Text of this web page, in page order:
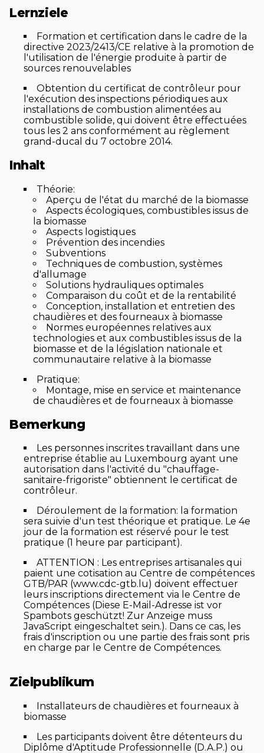
Lernziele
Formation et certification dans le cadre de la
directive 2023/2413/CE relative à la promotion de
l'utilisation de l'énergie produite à partir de
sources renouvelables
Obtention du certificat de contrôleur pour
l'exécution des inspections périodiques aux
installations de combustion alimentées au
combustible solide, qui doivent être effectuées
tous les 2 ans conformément au règlement
grand-ducal du 7 octobre 2014.
Inhalt
Théorie:
Aperçu de l'état du marché de la biomasse
Aspects écologiques, combustibles issus de
la biomasse
Aspects logistiques
Prévention des incendies
Subventions
Techniques de combustion, systèmes
d'allumage
Solutions hydrauliques optimales
Comparaison du coût et de la rentabilité
Conception, installation et entretien des
chaudières et des fourneaux à biomasse
Normes européennes relatives aux
technologies et aux combustibles issus de la
biomasse et de la législation nationale et
communautaire relative à la biomasse
Pratique:
Montage, mise en service et maintenance
de chaudières et de fourneaux à biomasse
Bemerkung
Les personnes inscrites travaillant dans une
entreprise établie au Luxembourg ayant une
autorisation dans l'activité du "chauffage-
sanitaire-frigoriste" obtiennent le certificat de
contrôleur.
Déroulement de la formation: la formation
sera suivie d'un test théorique et pratique. Le 4e
jour de la formation est réservé pour le test
pratique (1 heure par participant).
ATTENTION : Les entreprises artisanales qui
paient une cotisation au Centre de compétences
GTB/PAR (www.cdc-gtb.lu) doivent effectuer
leurs inscriptions directement via le Centre de
Compétences (Diese E-Mail-Adresse ist vor
Spambots geschützt! Zur Anzeige muss
JavaScript eingeschaltet sein.). Dans ce cas, les
frais d'inscription ou une partie des frais sont pris
en charge par le Centre de Compétences.
Zielpublikum
Installateurs de chaudières et fourneaux à
biomasse
Les participants doivent être détenteurs du
Diplôme d'Aptitude Professionnelle (D.A.P.) ou